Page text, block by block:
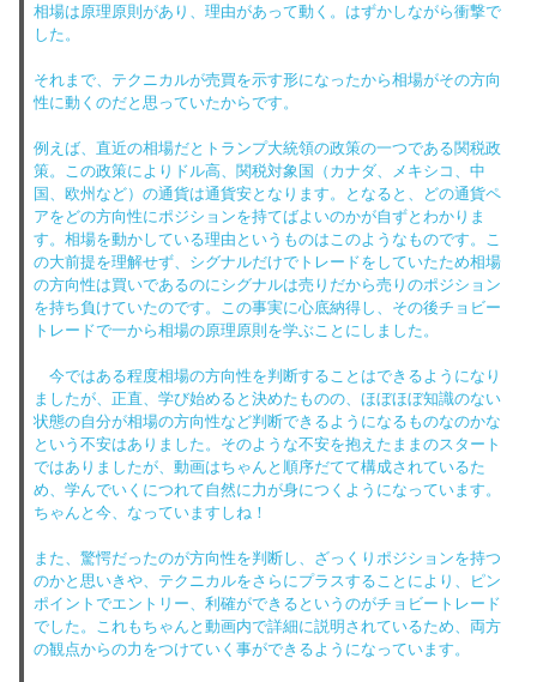
相場は原理原則があり、理由があって動く。はずかしながら衝撃で
した。
それまで、テクニカルが売買を示す形になったから相場がその方向
性に動くのだと思っていたからです。
例えば、直近の相場だとトランプ大統領の政策の一つである関税政
策。この政策によりドル高、関税対象国（カナダ、メキシコ、中
国、欧州など）の通貨は通貨安となります。となると、どの通貨ペ
アをどの方向性にポジションを持てばよいのかが自ずとわかりま
す。相場を動かしている理由というものはこのようなものです。こ
の大前提を理解せず、シグナルだけでトレードをしていたため相場
の方向性は買いであるのにシグナルは売りだから売りのポジション
を持ち負けていたのです。この事実に心底納得し、その後チョビー
トレードで一から相場の原理原則を学ぶことにしました。
今ではある程度相場の方向性を判断することはできるようになり
ましたが、正直、学び始めると決めたものの、ほぼほぼ知識のない
状態の自分が相場の方向性など判断できるようになるものなのかな
という不安はありました。そのような不安を抱えたままのスタート
ではありましたが、動画はちゃんと順序だてて構成されているた
め、学んでいくにつれて自然に力が身につくようになっています。
ちゃんと今、なっていますしね！
また、驚愕だったのが方向性を判断し、ざっくりポジションを持つ
のかと思いきや、テクニカルをさらにプラスすることにより、ピン
ポイントでエントリー、利確ができるというのがチョビートレード
でした。これもちゃんと動画内で詳細に説明されているため、両方
の観点からの力をつけていく事ができるようになっています。